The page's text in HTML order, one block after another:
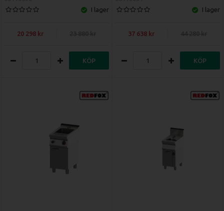
I lager
20 298
KÖP
I lager
37 638
KÖP